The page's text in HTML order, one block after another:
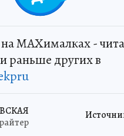
MAXималках -
раньше других в